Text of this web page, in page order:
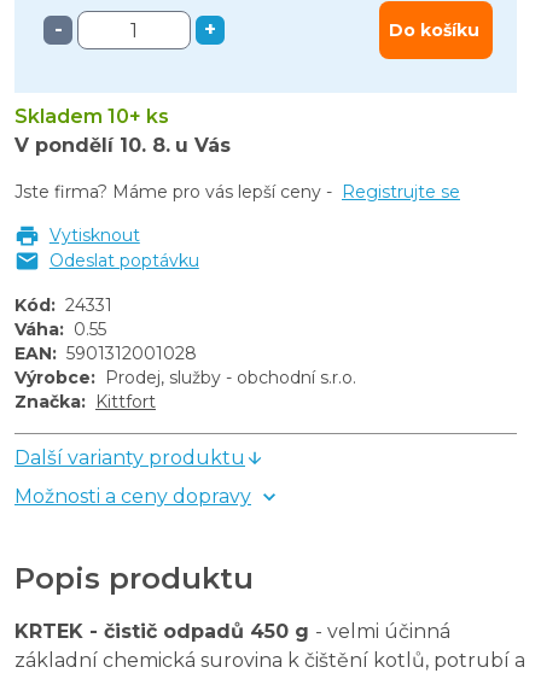
- + Do košíku
Skladem 10+ ks
V pondělí 10. 8. u Vás
Jste firma? Máme pro vás lepší ceny - Registrujte se
Vytisknout
Odeslat poptávku
Kód: 24331
Váha: 0.55
EAN: 5901312001028
Výrobce: Prodej, služby - obchodní s.r.o.
Značka: Kittfort
Další varianty produktu
Možnosti a ceny dopravy
Popis produktu
KRTEK - čistič odpadů 450 g - velmi účinná
základní chemická surovina k čištění kotlů, potrubí a